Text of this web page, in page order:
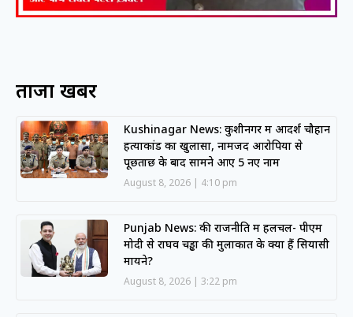
ताजा खबरें
Kushinagar News: कुशीनगर में आदर्श चौहान
हत्याकांड का खुलासा, नामजद आरोपियों से
पूछताछ के बाद सामने आए 5 नए नाम
August 8, 2026 4:10 pm
Punjab News: की राजनीति में हलचल- पीएम
मोदी से राघव चड्ढा की मुलाकात के क्या हैं सियासी
मायने?
August 8, 2026 3:22 pm